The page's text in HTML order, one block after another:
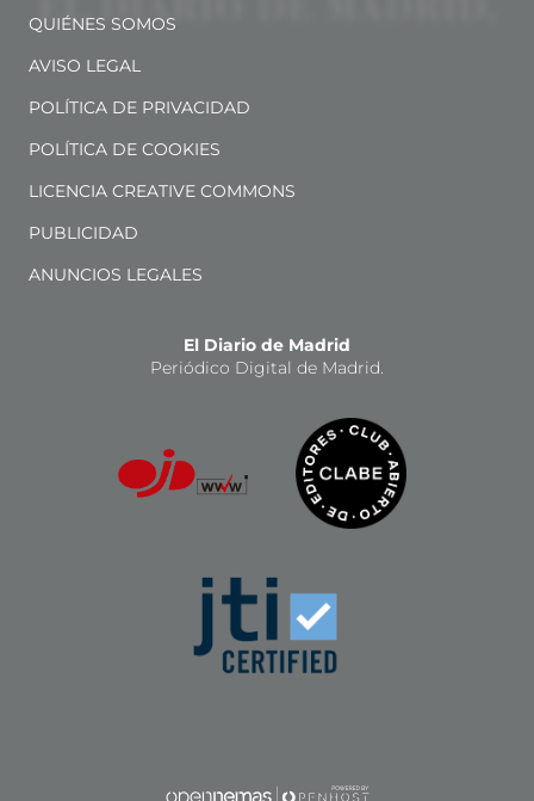
QUIÉNES SOMOS
AVISO LEGAL
POLÍTICA DE PRIVACIDAD
POLÍTICA DE COOKIES
LICENCIA CREATIVE COMMONS
PUBLICIDAD
ANUNCIOS LEGALES
El Diario de Madrid
Periódico Digital de Madrid.